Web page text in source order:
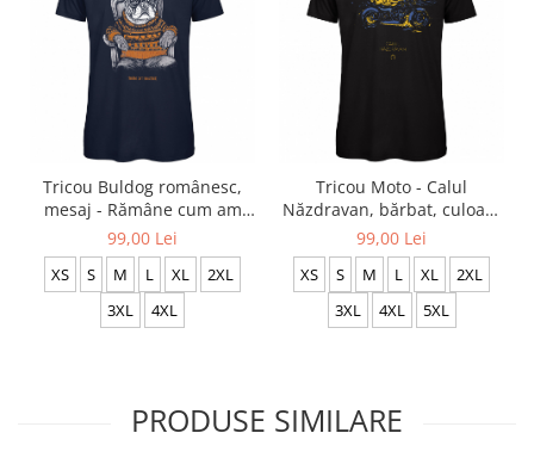
Tricou Buldog românesc,
mesaj - Rămâne cum am
stabilit, bărbat, culoare
bleumarin CT81
99,00 Lei
XS S M L XL
2XL
3XL
4XL
Tricou Moto - Calul
Năzdravan, bărbat, culoare
neagră, CT58
99,00 Lei
XS S M L XL
2XL
3XL
4XL 5XL
PRODUSE SIMILARE